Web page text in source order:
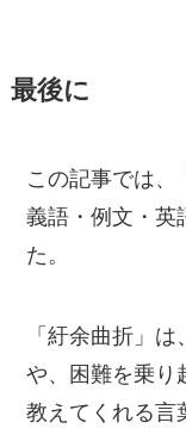
最後に
この記事では、
義語・例文・英
た。
「紆余曲折」
や、困難を乗り
教えてくれる言